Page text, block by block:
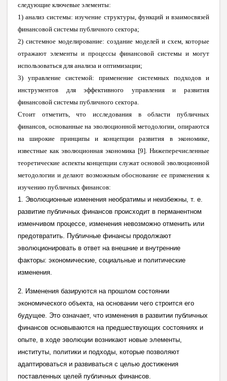
следующие ключевые элементы:
1) анализ системы: изучение структуры, функций и взаимосвязей
финансовой системы публичного сектора;
2) системное моделирование: создание моделей и схем, которые
отражают элементы и процессы финансовой системы и могут
использоваться для анализа и оптимизации;
3) управление системой: применение системных подходов и
инструментов для эффективного управления и развития
финансовой системы публичного сектора.
Стоит отметить, что исследования в области публичных
финансов, основанные на эволюционной методологии, опираются
на широкие принципы и концепции развития в экономике,
известные как эволюционная экономика [9]. Нижеперечисленные
теоретические аспекты концепции служат основой эволюционной
методологии и делают возможным обоснование ее применения к
изучению публичных финансов:
1. Эволюционные изменения необратимы и неизбежны, т. е.
развитие публичных финансов происходит в перманентном
изменчивом процессе, изменения невозможно отменить или
предотвратить. Публичные финансы продолжают
эволюционировать в ответ на внешние и внутренние
факторы: экономические, социальные и политические
изменения.
2. Изменения базируются на прошлом состоянии
экономического объекта, на основании чего строится его
будущее. Это означает, что изменения в развитии публичных
финансов основываются на предшествующих состояниях и
опыте, в ходе эволюции возникают новые элементы,
институты, политики и подходы, которые позволяют
адаптироваться и развиваться с целью достижения
поставленных целей публичных финансов.